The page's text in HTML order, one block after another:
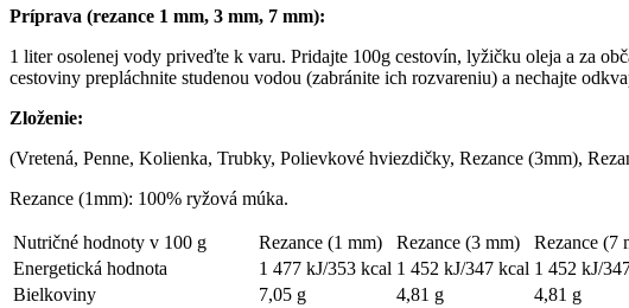
Príprava (rezance 1 mm, 3 mm, 7 mm):
1 liter osolenej vody priveďte k varu. Pridajte 100g cestovín, lyžičku oleja a za
cestoviny prepláchnite studenou vodou (zabránite ich rozvareniu) a nechajte
Zloženie:
(Vretená, Penne, Kolienka, Trubky, Polievkové hviezdičky, Rezance (3mm),
Rezance (1mm): 100% ryžová múka.
Nutričné hodnoty v 100 g Rezance (1 mm) Rezance (3 mm)
Rezance (7
Energetická hodnota
1 477 kJ/353 kcal 1 452 kJ/347 kcal 1 452 kJ/
Bielkoviny
7,05 g 4,81 g
4,81 g